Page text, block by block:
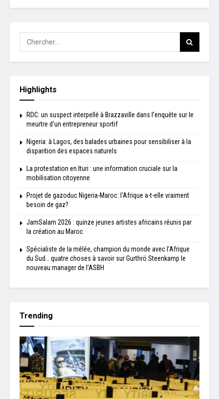
Highlights
RDC: un suspect interpellé à Brazzaville dans l’enquête sur le
meurtre d'un entrepreneur sportif
Nigeria: à Lagos, des balades urbaines pour sensibiliser à la
disparition des espaces naturels
La protestation en Ituri : une information cruciale sur la
mobilisation citoyenne
Projet de gazoduc Nigeria-Maroc: l'Afrique a-t-elle vraiment
besoin de gaz?
JamSalam 2026 : quinze jeunes artistes africains réunis par
la création au Maroc
Spécialiste de la mêlée, champion du monde avec l’Afrique
du Sud… quatre choses à savoir sur Gurthrö Steenkamp le
nouveau manager de l’ASBH
Trending